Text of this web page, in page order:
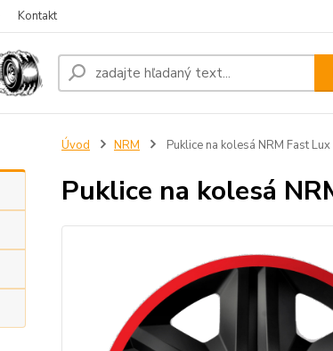
Kontakt
Úvod NRM Puklice na kolesá NRM Fast Lux
Puklice na kolesá